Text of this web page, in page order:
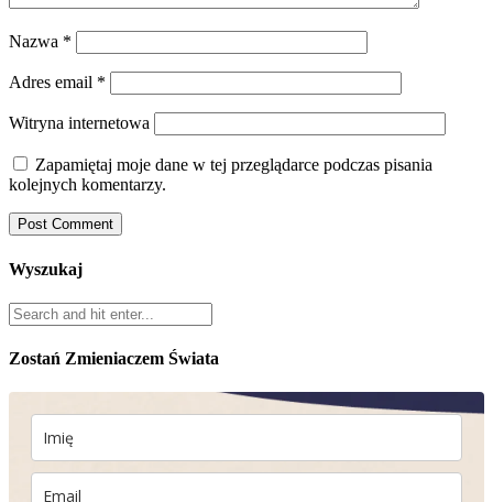
Nazwa *
Adres email *
Witryna internetowa
Zapamiętaj moje dane w tej przeglądarce podczas pisania
kolejnych komentarzy.
Wyszukaj
Zostań Zmieniaczem Świata